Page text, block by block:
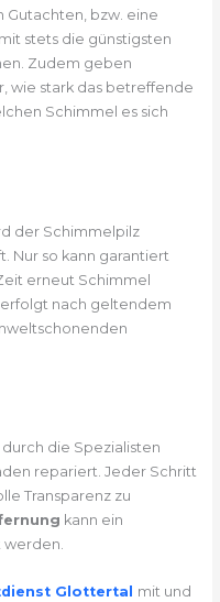
bzw. eine
stets die günstigsten
Zudem geben
wie stark das betreffende
Schimmel es sich
der Schimmelpilz
Nur so kann garantiert
erneut Schimmel
nach geltendem
die Spezialisten
repariert. Jeder Schritt
Transparenz zu
kann ein
werden.
Glottertal mit und